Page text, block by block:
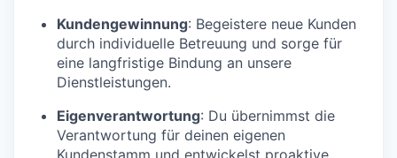
Kundengewinnung: Begeistere neue Kunden
durch individuelle Betreuung und sorge für
eine langfristige Bindung an unsere
Dienstleistungen.
Eigenverantwortung: Du übernimmst die
Verantwortung für deinen eigenen
Kundenstamm und entwickelst proaktive